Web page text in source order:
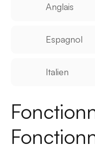
Anglais
Espagnol
Italien